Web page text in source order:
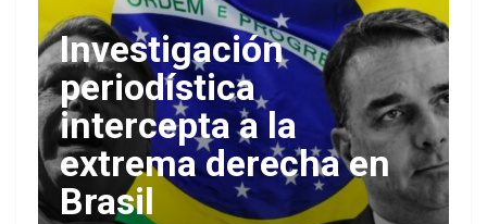
Investigación
periodística
intercepta a la
extrema derecha en
Brasil